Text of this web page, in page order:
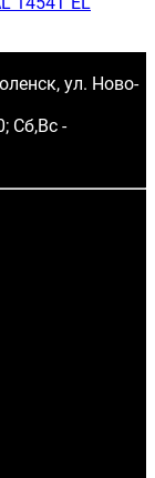
ул. Ново-
Сб,Вс -